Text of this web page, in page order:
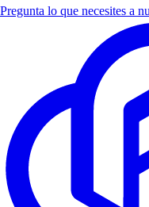
Pregunta lo que necesites a